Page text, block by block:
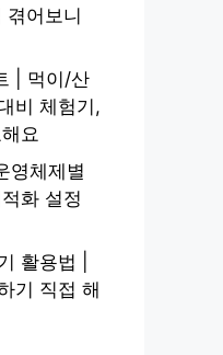
겪어보니
| 먹이/산
비 체험기,
요
영체제별
화 설정
활용법 |
기 직접 해